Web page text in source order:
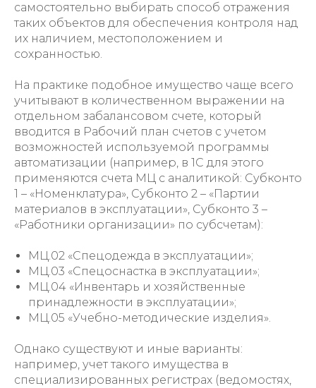
Консультация
самостоятельно выбирать способ отражения
таких объектов для обеспечения контроля над
их наличием, местоположением и
сохранностью.
На практике подобное имущество чаще всего
учитывают в количественном выражении на
отдельном забалансовом счете, который
вводится в Рабочий план счетов с учетом
возможностей используемой программы
автоматизации (например, в 1С для этого
применяются счета МЦ с аналитикой: Субконто
1 – «Номенклатура», Субконто 2 – «Партии
материалов в эксплуатации», Субконто 3 –
«Работники организации» по субсчетам):
МЦ.02 «Спецодежда в эксплуатации»;
МЦ.03 «Спецоснастка в эксплуатации»;
МЦ.04 «Инвентарь и хозяйственные
принадлежности в эксплуатации»;
МЦ.05 «Учебно-методические изделия».
Однако существуют и иные варианты:
например, учет такого имущества в
специализированных регистрах (ведомостях,